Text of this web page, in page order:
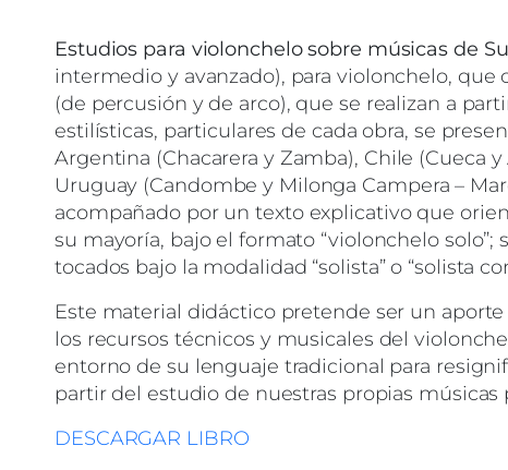
Estudios para violonchelo sobre músicas de
intermedio y avanzado), para violonchelo,
(de percusión y de arco), que se realizan a
estilísticas, particulares de cada obra, se
Argentina (Chacarera y Zamba), Chile (Cueca
Uruguay (Candombe y Milonga Campera –
acompañado por un texto explicativo que
su mayoría, bajo el formato “violonchelo
tocados bajo la modalidad “solista” o “solista
Este material didáctico pretende ser un
los recursos técnicos y musicales del
entorno de su lenguaje tradicional para
partir del estudio de nuestras propias músicas
DESCARGAR LIBRO